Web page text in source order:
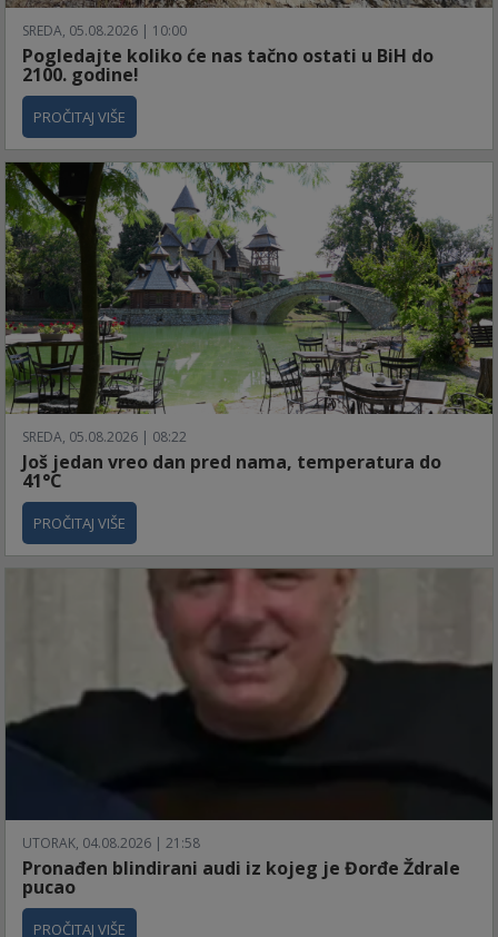
SREDA, 05.08.2026 | 10:00
Pogledajte koliko će nas tačno ostati u BiH do
2100. godine!
PROČITAJ VIŠE
SREDA, 05.08.2026 | 08:22
Još jedan vreo dan pred nama, temperatura do
41°C
PROČITAJ VIŠE
UTORAK, 04.08.2026 | 21:58
Pronađen blindirani audi iz kojeg je Đorđe Ždrale
pucao
PROČITAJ VIŠE